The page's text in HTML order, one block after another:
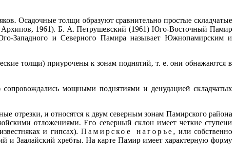
Осадочные толщи образуют сравнительно простые складчатые
1961). Б. А. Петрушевский (1961) Юго-Восточный Памир
Западного и Северного Памира называет Южнопамирским и
толщи) приурочены к зонам поднятий, т. е. они обнажаются в
сопровождались мощными поднятиями и денудацией складчатых
отрезки, и относятся к двум северным зонам Памирского района
отложениями. Его северный склон имеет четкие ступени
и гипсах).Памирское нагорье , или собственно
и Заалайский хребты. На карте Памир имеет характерную форму